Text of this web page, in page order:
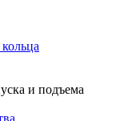
и подъема